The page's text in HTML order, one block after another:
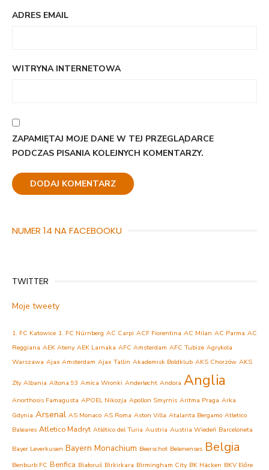
ADRES EMAIL
WITRYNA INTERNETOWA
ZAPAMIĘTAJ MOJE DANE W TEJ PRZEGLĄDARCE
PODCZAS PISANIA KOLEJNYCH KOMENTARZY.
NUMER 14 NA FACEBOOKU
TWITTER
Moje tweety
1. FC Katowice 1. FC Nürnberg AC Carpi ACF Fiorentina AC Milan AC Parma AC
Reggiana AEK Ateny AEK Larnaka AFC Amsterdam AFC Tubize Agrykola
Warszawa Ajax Amsterdam Ajax Tallin Akademisk Boldklub AKS Chorzów AKS
Zły Albania Altona 93 Amica Wronki Anderlecht Andora Anglia
Anorthosis Famagusta APOEL Nikozja Apollon Smyrnis Aritma Praga Arka
Gdynia Arsenal AS Monaco AS Roma Aston Villa Atalanta Bergamo Atletico
Baleares Atletico Madryt Atlético del Turia Austria Austria Wiedeń Barceloneta
Bayer Leverkusen Bayern Monachium Beerschot Belenenses Belgia
Benburb FC Benfica Białoruś Birkirkara Birmingham City BK Häcken BKV Előre